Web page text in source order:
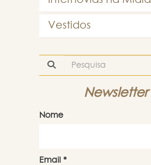
Vestidos
Newsletter
Nome
Email *